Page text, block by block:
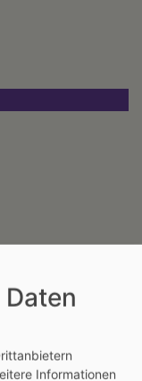
Informationen